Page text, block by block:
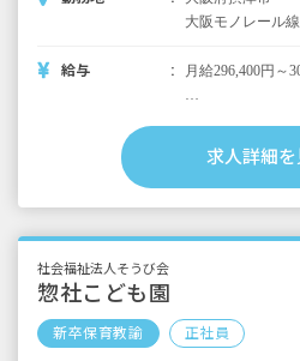
大阪モノレール
イカー・バイク
給与 月給296,400円～
（内訳）
基本給 198,400
基本給 205,120円
求人詳細を
社会福祉法人そうび会
惣社こども園
新卒保育教諭 正社員